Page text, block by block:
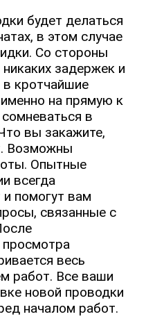
будет делаться
в этом случае
Со стороны
задержек и
в кротчайшие
на прямую к
в
вы закажите,
Возможны
Опытные
всегда
помогут вам
связанные с
просмотра
весь
работ. Все ваши
новой проводки
началом работ.